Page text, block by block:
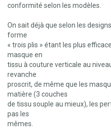
conformité selon les modèles.
On sait déjà que selon les
forme
« trois plis » étant les plus
masque en
tissu à couture verticale au
revanche
proscrit, de même que les
matière (3 couches
de tissu souple au mieux), les
pas les
mêmes.